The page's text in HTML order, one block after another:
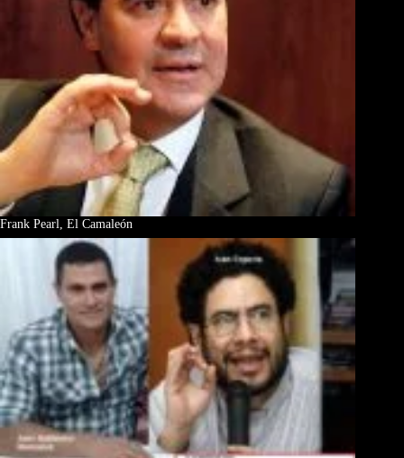
Frank Pearl, El Camaleón